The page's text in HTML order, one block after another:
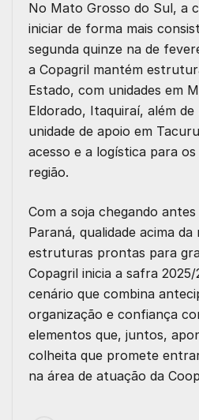
No Mato Grosso do Sul, a
iniciar de forma mais
segunda quinze na de
a Copagril mantém
Estado, com unidades em
Eldorado, Itaquiraí, além
unidade de apoio em
acesso e a logística para
região.
Com a soja chegando
Paraná, qualidade acima da
estruturas prontas para
Copagril inicia a safra
cenário que combina
organização e confiança
elementos que, juntos,
colheita que promete
na área de atuação da